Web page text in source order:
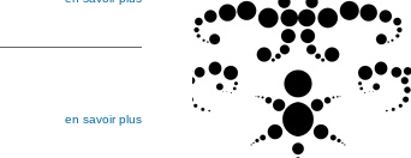
en savoir plus